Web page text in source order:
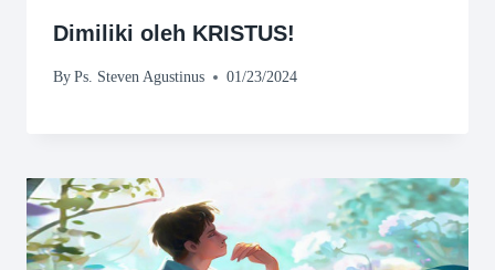
Dimiliki oleh KRISTUS!
By Ps. Steven Agustinus 01/23/2024